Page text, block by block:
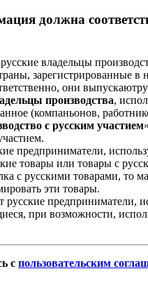
должна
владельцы
зарегистрированные
они
производства,
(компаньонов,
с русским участием
предприниматели,
товары или товары с
с русскими товарами, то
эти товары.
русские предприниматели,
при возможности,
с пользовательским